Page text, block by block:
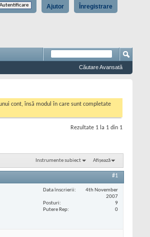
Înregistrare
Ajutor
Căutare Avansată
cont, însă modul în care sunt completate
Rezultate 1 la 1 din 1
Instrumente subiect Afișează
#1
Data înscrierii
4th November
2007
Posturi
9
Putere Rep
0